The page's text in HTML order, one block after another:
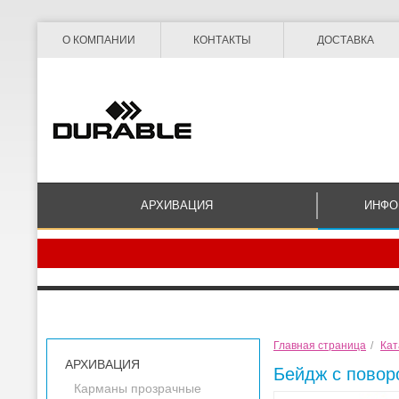
О КОМПАНИИ КОНТАКТЫ ДОСТАВКА
АРХИВАЦИЯ
АРХИВАЦИЯ
Карманы прозрачные
Главная страница /
Бейдж с